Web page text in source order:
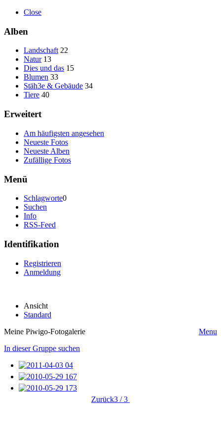
Close
Alben
Landschaft 22
Natur 13
Dies und das 15
Blumen 33
Stäh3e & Gebäude 34
Tiere 40
Erweitert
Am häufigsten angesehen
Neueste Fotos
Neueste Alben
Zufällige Fotos
Menü
Schlagworte0
Suchen
Info
RSS-Feed
Identifikation
Registrieren
Anmeldung
Ansicht
Standard
Meine Piwigo-Fotogalerie
Menu
In dieser Gruppe suchen
Zurück3 / 3